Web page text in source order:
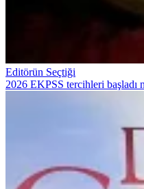
Editörün Seçtiği
2026 EKPSS tercihleri başladı